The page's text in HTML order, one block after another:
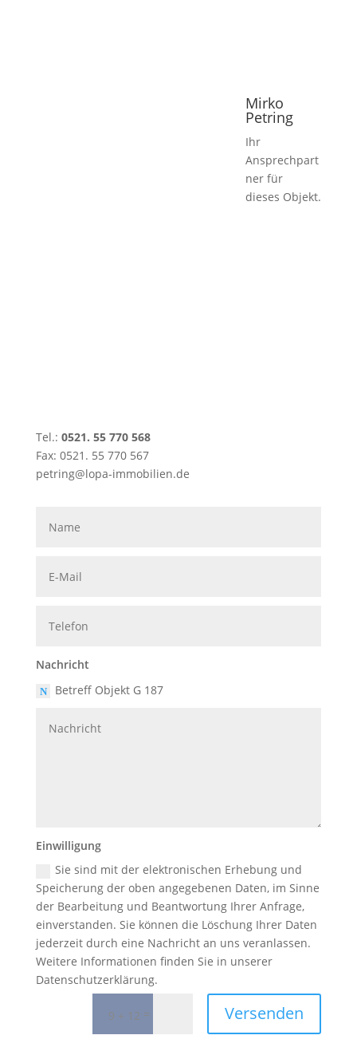
Mirko
Petring
Ihr
Ansprechpart
ner für
dieses Objekt.
Tel.: 0521. 55 770 568
Fax: 0521. 55 770 567
petring@lopa-immobilien.de
Nachricht
Betreff Objekt G 187
Einwilligung
Sie sind mit der elektronischen Erhebung und
Speicherung der oben angegebenen Daten, im Sinne
der Bearbeitung und Beantwortung Ihrer Anfrage,
einverstanden. Sie können die Löschung Ihrer Daten
jederzeit durch eine Nachricht an uns veranlassen.
Weitere Informationen finden Sie in unserer
Datenschutzerklärung.
9 + 12 = Versenden